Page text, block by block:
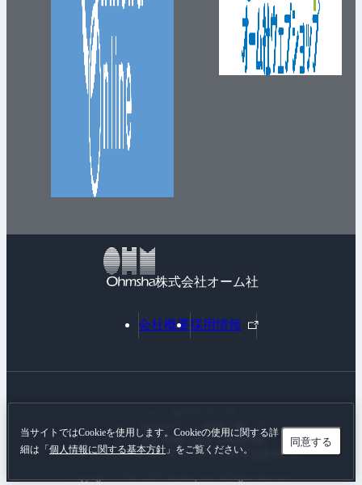
当サイトではCookieを使用します。Cookieの使用に関する詳
細は「 個人情報に関する基本方針 」をご覧ください。
同意する
株式会社オーム社
会社概要採用情報
外
部
ン
Webサイトご利用に際して
個人情報に関する基本方針
カスタマーハラスメントに対する基本方針